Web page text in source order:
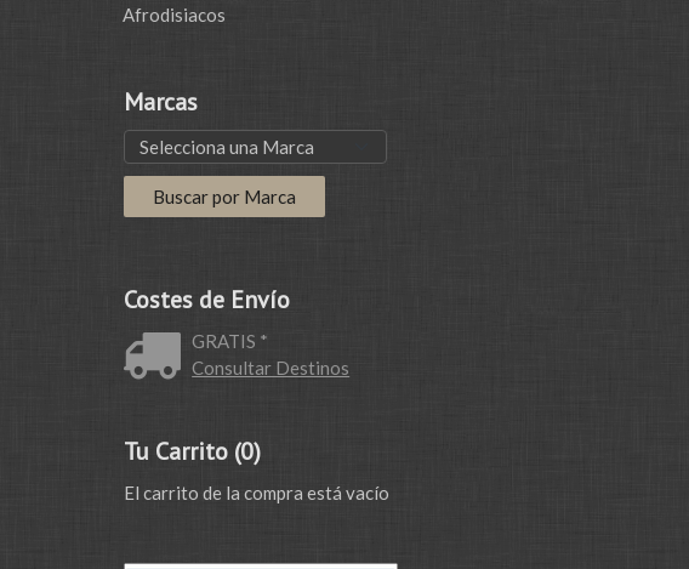
Afrodisiacos
Marcas
Costes de Envío
GRATIS *
Consultar Destinos
Tu Carrito (0)
El carrito de la compra está vacío